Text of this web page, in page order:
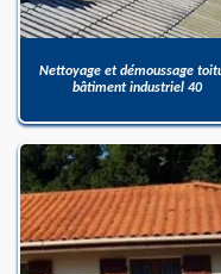
Nettoyage et démoussage
bâtiment industriel 40